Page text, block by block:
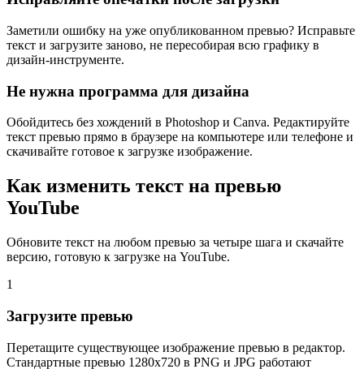
Заметили ошибку на уже опубликованном превью? Исправьте
текст и загрузите заново, не пересобирая всю графику в
дизайн-инструменте.
Не нужна программа для дизайна
Обойдитесь без хождений в Photoshop и Canva. Редактируйте
текст превью прямо в браузере на компьютере или телефоне и
скачивайте готовое к загрузке изображение.
Как изменить текст на превью
YouTube
Обновите текст на любом превью за четыре шага и скачайте
версию, готовую к загрузке на YouTube.
1
Загрузите превью
Перетащите существующее изображение превью в редактор.
Стандартные превью 1280x720 в PNG и JPG работают